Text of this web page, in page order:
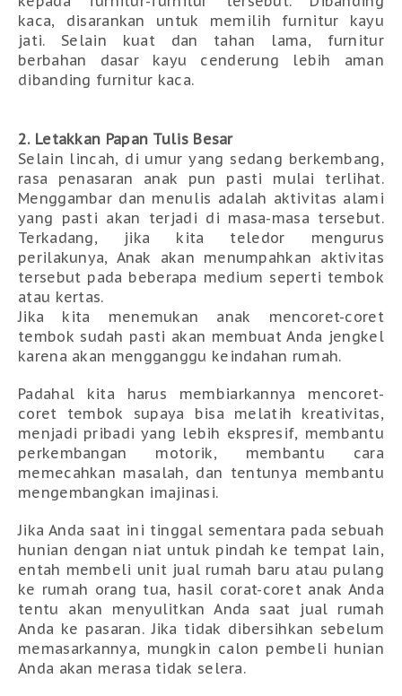
kaca, disarankan untuk memilih furnitur kayu
jati. Selain kuat dan tahan lama, furnitur
berbahan dasar kayu cenderung lebih aman
dibanding furnitur kaca.
2. Letakkan Papan Tulis Besar
Selain lincah, di umur yang sedang berkembang,
rasa penasaran anak pun pasti mulai terlihat.
Menggambar dan menulis adalah aktivitas alami
yang pasti akan terjadi di masa-masa tersebut.
Terkadang, jika kita teledor mengurus
perilakunya, Anak akan menumpahkan aktivitas
tersebut pada beberapa medium seperti tembok
atau kertas.
Jika kita menemukan anak mencoret-coret
tembok sudah pasti akan membuat Anda jengkel
karena akan mengganggu keindahan rumah.
Padahal kita harus membiarkannya mencoret-
coret tembok supaya bisa melatih kreativitas,
menjadi pribadi yang lebih ekspresif, membantu
perkembangan motorik, membantu cara
memecahkan masalah, dan tentunya membantu
mengembangkan imajinasi.
Jika Anda saat ini tinggal sementara pada sebuah
hunian dengan niat untuk pindah ke tempat lain,
entah membeli unit jual rumah baru atau pulang
ke rumah orang tua, hasil corat-coret anak Anda
tentu akan menyulitkan Anda saat jual rumah
Anda ke pasaran. Jika tidak dibersihkan sebelum
memasarkannya, mungkin calon pembeli hunian
Anda akan merasa tidak selera.